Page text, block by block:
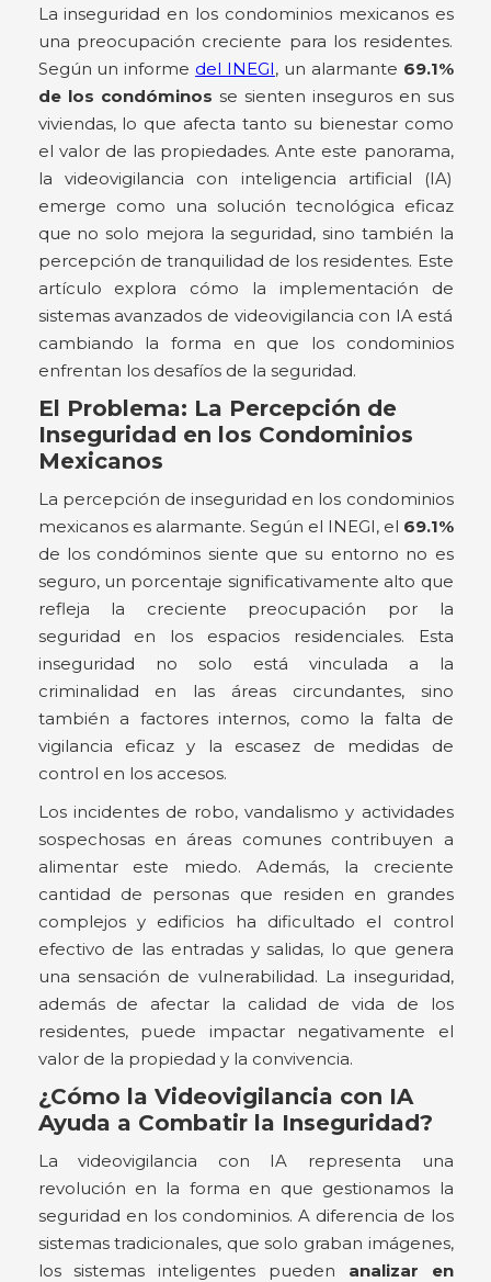
La inseguridad en los condominios mexicanos es
una preocupación creciente para los residentes.
Según un informe del INEGI, un alarmante 69.1%
de los condóminos se sienten inseguros en sus
viviendas, lo que afecta tanto su bienestar como
el valor de las propiedades. Ante este panorama,
la videovigilancia con inteligencia artificial (IA)
emerge como una solución tecnológica eficaz
que no solo mejora la seguridad, sino también la
percepción de tranquilidad de los residentes. Este
artículo explora cómo la implementación de
sistemas avanzados de videovigilancia con IA está
cambiando la forma en que los condominios
enfrentan los desafíos de la seguridad.
El Problema: La Percepción de
Inseguridad en los Condominios
Mexicanos
La percepción de inseguridad en los condominios
mexicanos es alarmante. Según el INEGI, el 69.1%
de los condóminos siente que su entorno no es
seguro, un porcentaje significativamente alto que
refleja la creciente preocupación por la
seguridad en los espacios residenciales. Esta
inseguridad no solo está vinculada a la
criminalidad en las áreas circundantes, sino
también a factores internos, como la falta de
vigilancia eficaz y la escasez de medidas de
control en los accesos.
Los incidentes de robo, vandalismo y actividades
sospechosas en áreas comunes contribuyen a
alimentar este miedo. Además, la creciente
cantidad de personas que residen en grandes
complejos y edificios ha dificultado el control
efectivo de las entradas y salidas, lo que genera
una sensación de vulnerabilidad. La inseguridad,
además de afectar la calidad de vida de los
residentes, puede impactar negativamente el
valor de la propiedad y la convivencia.
¿Cómo la Videovigilancia con IA
Ayuda a Combatir la Inseguridad?
La videovigilancia con IA representa una
revolución en la forma en que gestionamos la
seguridad en los condominios. A diferencia de los
sistemas tradicionales, que solo graban imágenes,
los sistemas inteligentes pueden analizar en